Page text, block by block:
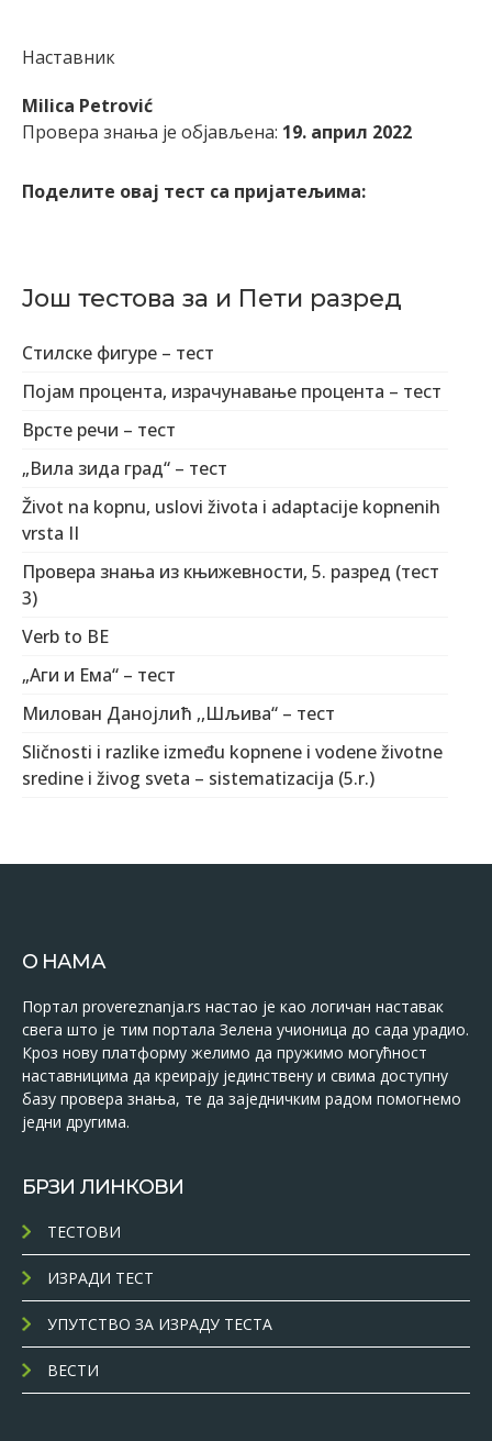
Наставник
Milica Petrović
Провера знања је објављена: 19. април 2022
Поделите овај тест са пријатељима:
Још тестова за и Пети разред
Стилске фигуре – тест
Појам процента, израчунавање процента – тест
Врсте речи – тест
„Вила зида град“ – тест
Život na kopnu, uslovi života i adaptacije kopnenih
vrsta II
Провера знања из књижевности, 5. разред (тест
3)
Verb to BE
„Аги и Ема“ – тест
Милован Данојлић ,,Шљива“ – тест
Sličnosti i razlike između kopnene i vodene životne
sredine i živog sveta – sistematizacija (5.r.)
О НАМА
Портал provereznanja.rs настао је као логичан наставак
свега што је тим портала Зелена учионица до сада урадио.
Кроз нову платформу желимо да пружимо могућност
наставницима да креирају јединствену и свима доступну
базу провера знања, те да заједничким радом помогнемо
једни другима.
БРЗИ ЛИНКОВИ
ТЕСТОВИ
ИЗРАДИ ТЕСТ
УПУТСТВО ЗА ИЗРАДУ ТЕСТА
ВЕСТИ